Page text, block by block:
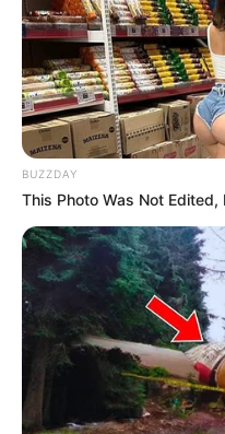
10 Pose Manekin
Mainstream yang
Banget
8 Kata Lucu
Minggu ala Jomblo
Ngenes
BUZZDAY
This Photo Was Not Edited,